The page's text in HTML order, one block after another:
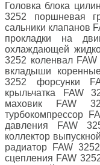
Головка блока
3252 поршневая
сальники клапанов
прокладки на
охлаждающей
3252 коленвал
вкладыши
3252 форсунки
крыльчатка FAW
маховик FAW
турбокомпрессор
давления FAW
коллектор
радиатор FAW
сцепления FAW